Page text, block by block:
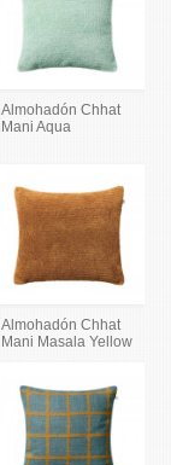
Almohadón Chhat
Mani Aqua
Almohadón Chhat
Mani Masala Yellow